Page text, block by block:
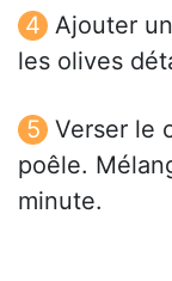
Ajouter
les olives
Verser le
poêle.
minute.